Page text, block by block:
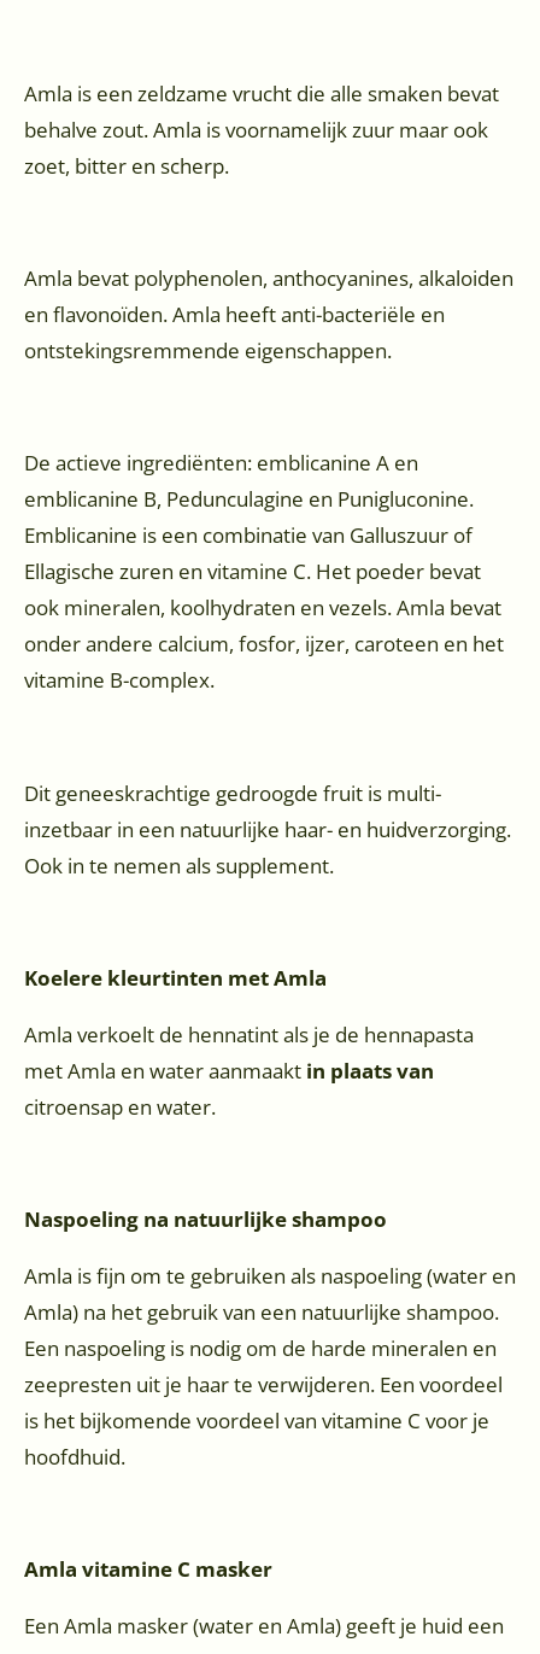
Amla is een zeldzame vrucht die alle smaken bevat
behalve zout. Amla is voornamelijk zuur maar ook
zoet, bitter en scherp.
Amla bevat polyphenolen, anthocyanines, alkaloiden
en flavonoïden. Amla heeft anti-bacteriële en
ontstekingsremmende eigenschappen.
De actieve ingrediënten: emblicanine A en
emblicanine B, Pedunculagine en Punigluconine.
Emblicanine is een combinatie van Galluszuur of
Ellagische zuren en vitamine C. Het poeder bevat
ook mineralen, koolhydraten en vezels. Amla bevat
onder andere calcium, fosfor, ijzer, caroteen en het
vitamine B-complex.
Dit geneeskrachtige gedroogde fruit is multi-
inzetbaar in een natuurlijke haar- en huidverzorging.
Ook in te nemen als supplement.
Koelere kleurtinten met Amla
Amla verkoelt de hennatint als je de hennapasta
met Amla en water aanmaakt in plaats van
citroensap en water.
Naspoeling na natuurlijke shampoo
Amla is fijn om te gebruiken als naspoeling (water en
Amla) na het gebruik van een natuurlijke shampoo.
Een naspoeling is nodig om de harde mineralen en
zeepresten uit je haar te verwijderen. Een voordeel
is het bijkomende voordeel van vitamine C voor je
hoofdhuid.
Amla vitamine C masker
Een Amla masker (water en Amla) geeft je huid een